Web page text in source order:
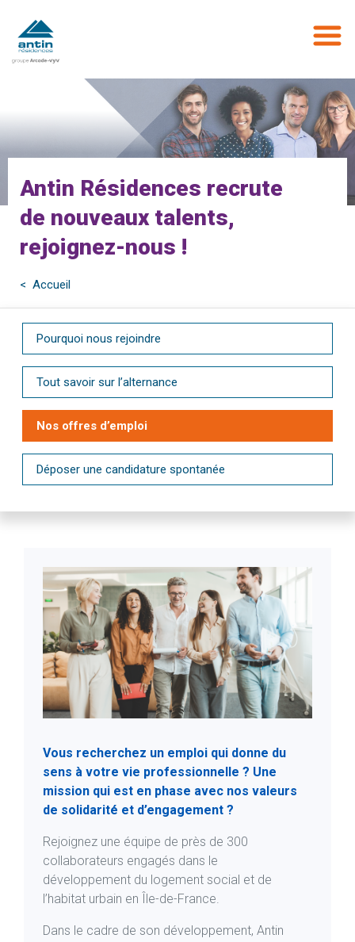
contenu
principal
Antin Résidences recrute
de nouveaux talents,
rejoignez-nous !
< Accueil
Pourquoi nous rejoindre
Tout savoir sur l’alternance
Nos offres d’emploi
Déposer une candidature spontanée
Vous recherchez un emploi qui donne du
sens à votre vie professionnelle ? Une
mission qui est en phase avec nos valeurs
de solidarité et d’engagement ?
Rejoignez une équipe de près de 300
collaborateurs engagés dans le
développement du logement social et de
l’habitat urbain en Île-de-France.
Dans le cadre de son développement, Antin